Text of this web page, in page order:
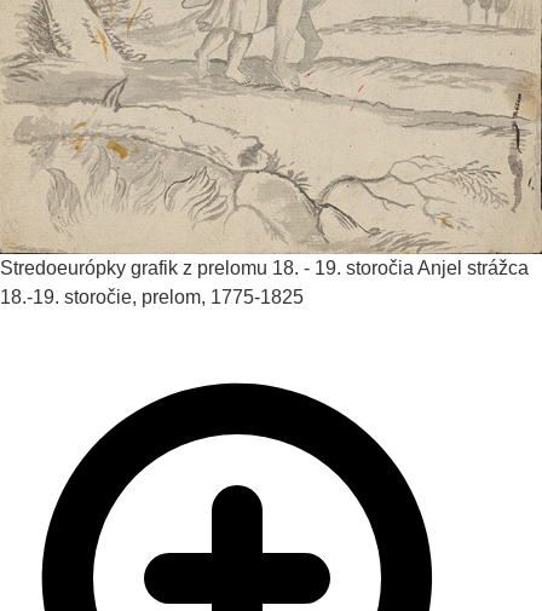
Stredoeurópky grafik z prelomu 18. - 19. storočiaAnjel strážca
18.-19. storočie, prelom, 1775-1825